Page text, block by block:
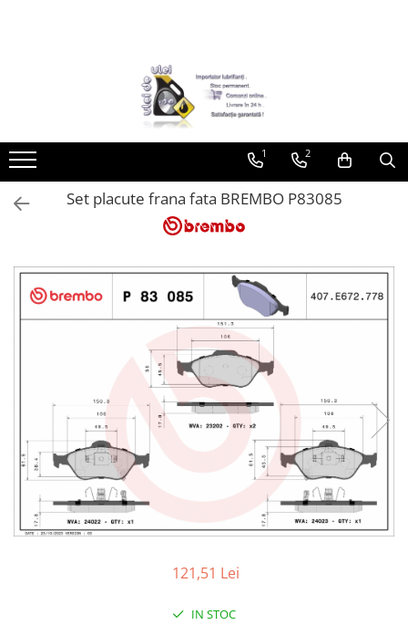
► Detailing si cosmetica
Curatare tapiterie auto
Curatare si intretinere piele
Plastice interioare
Curatare geamuri auto
Ceara auto
Sealant
Jante si anvelope
Accesorii spalare si uscare
Intretinere motor
Curatare generala
Restaurare faruri
Spalare si detailing rapid
Decontaminare vopsea
1 2
Set placute frana fata BREMBO P83085
121,51 Lei
IN STOC